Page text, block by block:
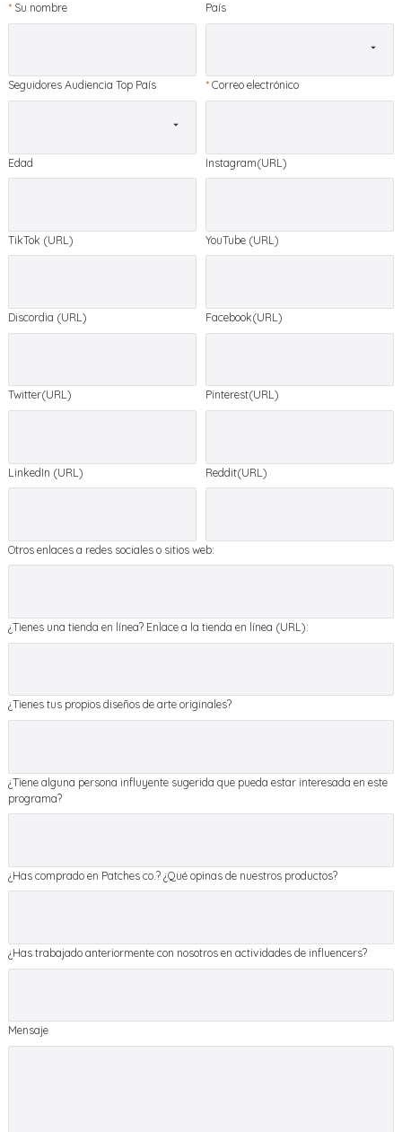
* Su nombre País
Seguidores Audiencia Top País * Correo electrónico
Edad Instagram(URL)
TikTok (URL) YouTube (URL)
Discordia (URL) Facebook(URL)
Twitter(URL) Pinterest(URL)
LinkedIn (URL) Reddit(URL)
Otros enlaces a redes sociales o sitios web:
¿Tienes una tienda en línea? Enlace a la tienda en línea (URL):
¿Tienes tus propios diseños de arte originales?
¿Tiene alguna persona influyente sugerida que pueda estar interesada en este
programa?
¿Has comprado en Patches co.? ¿Qué opinas de nuestros productos?
¿Has trabajado anteriormente con nosotros en actividades de influencers?
Mensaje